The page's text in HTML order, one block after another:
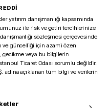
yatırım danışmanlığı kapsamında
ile risk ve getiri tercihlerinize
sözleşmesi çerçevesinde
ve güncelliği için azami özen
gecikme veya bu bilgilerin
Ticaret Odası sorumlu değildir.
adına açıklanan tüm bilgi ve verilerin